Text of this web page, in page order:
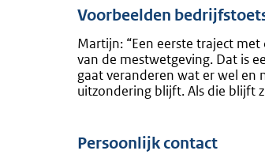
Voorbeelden
Martijn: “Een eerste traject
van de mestwetgeving. Dat is
gaat veranderen wat er wel en
uitzondering blijft. Als die blijft
Persoonlijk contact